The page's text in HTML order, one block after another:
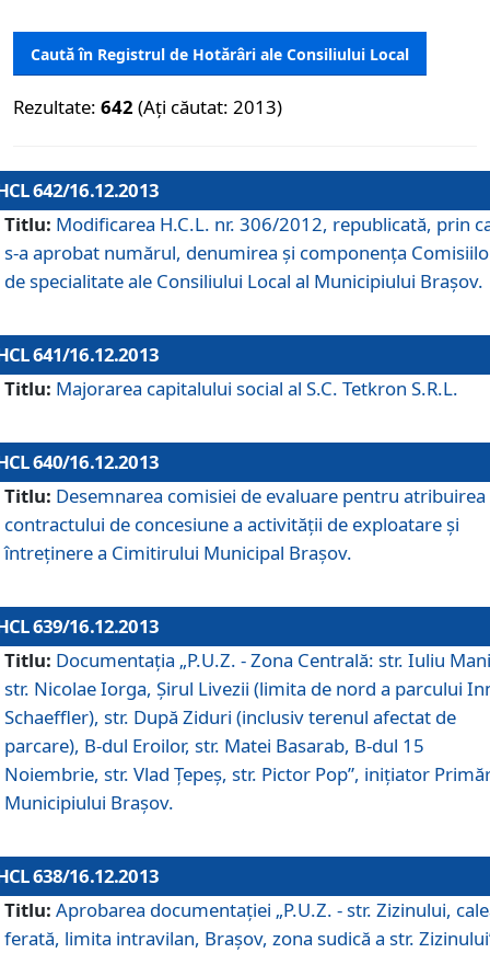
Caută în Registrul de Hotărâri ale Consiliului Local
Rezultate: 642 (Ați căutat: 2013)
642/16.12.2013
Titlu: Modificarea H.C.L. nr. 306/2012, republicată, prin
s-a aprobat numărul, denumirea şi componenţa
de specialitate ale Consiliului Local al Municipiului Braşov.
641/16.12.2013
Titlu: Majorarea capitalului social al S.C. Tetkron S.R.L.
640/16.12.2013
Titlu: Desemnarea comisiei de evaluare pentru atribuirea
contractului de concesiune a activităţii de exploatare şi
întreţinere a Cimitirului Municipal Braşov.
639/16.12.2013
Titlu: Documentaţia „P.U.Z. - Zona Centrală: str. Iuliu
str. Nicolae Iorga, Şirul Livezii (limita de nord a parcului
Schaeffler), str. După Ziduri (inclusiv terenul afectat de
parcare), B-dul Eroilor, str. Matei Basarab, B-dul 15
Noiembrie, str. Vlad Ţepeş, str. Pictor Pop”, iniţiator
Municipiului Braşov.
638/16.12.2013
Titlu: Aprobarea documentaţiei „P.U.Z. - str. Zizinului,
ferată, limita intravilan, Braşov, zona sudică a str.